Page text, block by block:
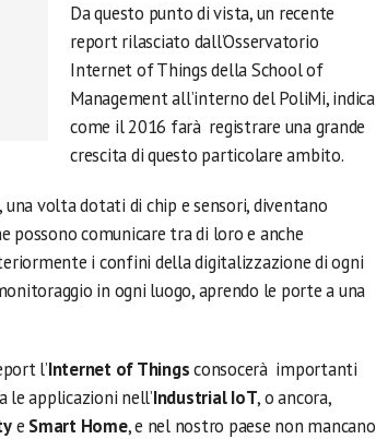
Da questo punto di vista, un recente
report rilasciato dall’Osservatorio
Internet of Things della School of
Management all’interno del PoliMi, indica
come il 2016 farà registrare una grande
crescita di questo particolare ambito.
volta dotati di chip e sensori, diventano
comunicare tra di loro e anche
i confini della digitalizzazione di ogni
in ogni luogo, aprendo le porte a una
l’Internet of Thingsconsocerà importanti
le applicazioni nell’Industrial IoT, o ancora,
e Smart Home, e nel nostro paese non mancano